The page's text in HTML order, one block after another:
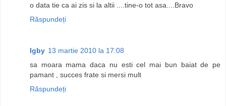
o data tie ca ai zis si la altii ....tine-o tot asa....Bravo
Răspundeți
Igby 13 martie 2010 la 17:08
sa moara mama daca nu esti cel mai bun baiat de pe
pamant , succes frate si mersi mult
Răspundeți